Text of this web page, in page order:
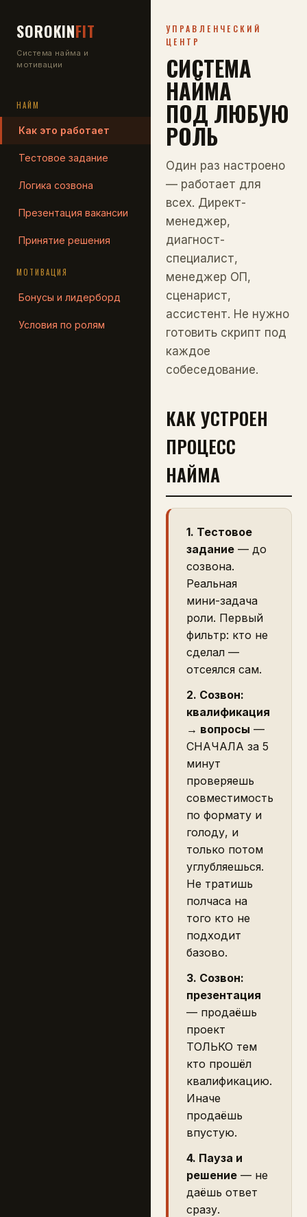
SOROKINFIT
Система найма и
мотивации
НАЙМ
Как это работает
Тестовое задание
Логика созвона
Презентация вакансии
Принятие решения
МОТИВАЦИЯ
Бонусы и лидерборд
Условия по ролям
УПРАВЛЕНЧЕСКИЙ
ЦЕНТР
СИСТЕМА
НАЙМА
ПОД ЛЮБУЮ
РОЛЬ
Один раз настроено
— работает для
всех. Директ-
менеджер,
диагност-
специалист,
менеджер ОП,
сценарист,
ассистент. Не нужно
готовить скрипт под
каждое
собеседование.
КАК УСТРОЕН
ПРОЦЕСС
НАЙМА
1. Тестовое
задание — до
созвона.
Реальная
мини-задача
роли. Первый
фильтр: кто не
сделал —
отсеялся сам.
2. Созвон:
квалификация
→ вопросы —
СНАЧАЛА за 5
минут
проверяешь
совместимость
по формату и
голоду, и
только потом
углубляешься.
Не тратишь
полчаса на
того кто не
подходит
базово.
3. Созвон:
презентация
— продаёшь
проект
ТОЛЬКО тем
кто прошёл
квалификацию.
Иначе
продаёшь
впустую.
4. Пауза и
решение — не
даёшь ответ
сразу.